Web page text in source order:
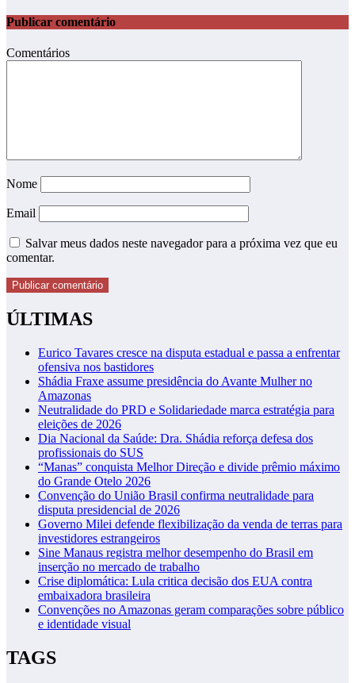
Publicar comentário
Comentários
Nome
Email
Salvar meus dados neste navegador para a próxima vez que eu
comentar.
ÚLTIMAS
Eurico Tavares cresce na disputa estadual e passa a enfrentar
ofensiva nos bastidores
Shádia Fraxe assume presidência do Avante Mulher no
Amazonas
Neutralidade do PRD e Solidariedade marca estratégia para
eleições de 2026
Dia Nacional da Saúde: Dra. Shádia reforça defesa dos
profissionais do SUS
“Manas” conquista Melhor Direção e divide prêmio máximo
do Grande Otelo 2026
Convenção do União Brasil confirma neutralidade para
disputa presidencial de 2026
Governo Milei defende flexibilização da venda de terras para
investidores estrangeiros
Sine Manaus registra melhor desempenho do Brasil em
inserção no mercado de trabalho
Crise diplomática: Lula critica decisão dos EUA contra
embaixadora brasileira
Convenções no Amazonas geram comparações sobre público
e identidade visual
TAGS